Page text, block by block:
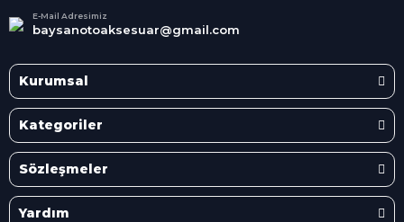
E-Mail Adresimiz
baysanotoaksesuar@gmail.com
Kurumsal
Kategoriler
Sözleşmeler
Yardım